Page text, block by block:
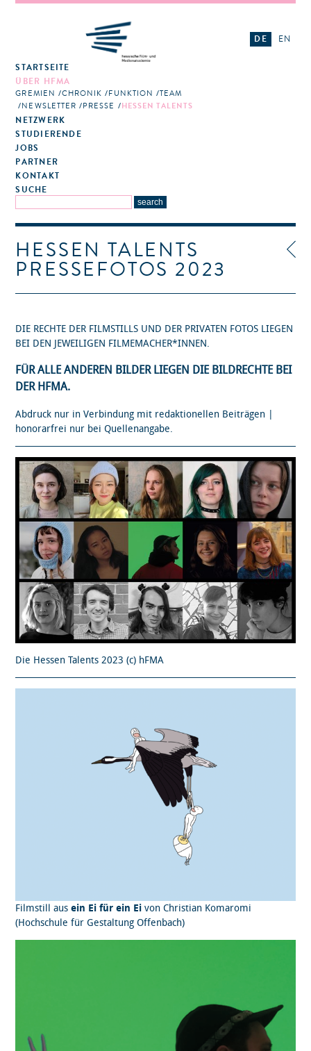
STARTSEITE
ÜBER HFMA
GREMIEN CHRONIK FUNKTION
TEAM
NEWSLETTER
PRESSE HESSEN TALENTS
NETZWERK
STUDIERENDE
JOBS
PARTNER
KONTAKT
SUCHE
DE EN
HESSEN TALENTS
PRESSEFOTOS 2023
DIE RECHTE DER FILMSTILLS UND DER PRIVATEN FOTOS LIEGEN
BEI DEN JEWEILIGEN FILMEMACHER*INNEN.
FÜR ALLE ANDEREN BILDER LIEGEN DIE BILDRECHTE BEI
DER HFMA.
Abdruck nur in Verbindung mit redaktionellen Beiträgen |
honorarfrei nur bei Quellenangabe.
Die Hessen Talents 2023 (c) hFMA
Filmstill ausein Ei für ein Ei von Christian Komaromi
(Hochschule für Gestaltung Offenbach)